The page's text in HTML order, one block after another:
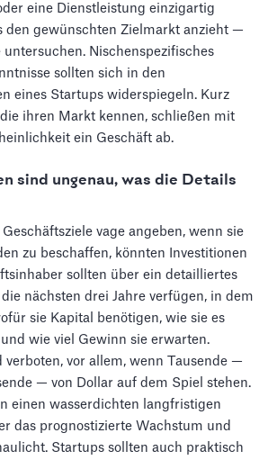
eine Dienstleistung einzigartig
den gewünschten Zielmarkt anzieht —
Nischenspezifisches
sollten sich in den
eines Startups widerspiegeln. Kurz
ihren Markt kennen, schließen mit
ein Geschäft ab.
sind ungenau, was die Details
vage angeben, wenn sie
zu beschaffen, könnten Investitionen
sollten über ein detailliertes
nächsten drei Jahre verfügen, in dem
sie Kapital benötigen, wie sie es
wie viel Gewinn sie erwarten.
verboten, vor allem, wenn Tausende —
— von Dollar auf dem Spiel stehen.
einen wasserdichten langfristigen
das prognostizierte Wachstum und
Startups sollten auch praktisch